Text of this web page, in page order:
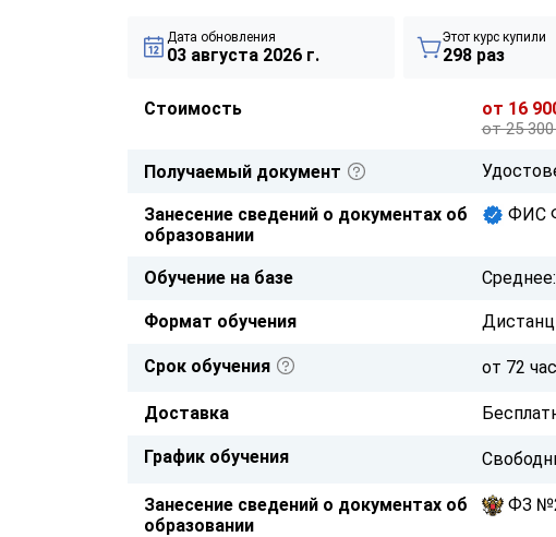
Дата обновления
03 августа 2026 г.
Этот курс купили
298 раз
Стоимость от 16
от 25 300
Получаемый документ
Занесение сведений о документах об
образовании
ФИС
Обучение на базе
Формат обучения
Срок обучения от 72
Доставка
График обучения
Занесение сведений о документах об
образовании
ФЗ